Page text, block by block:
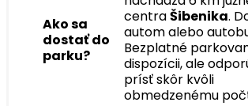
Ako sa
dostať do
parku?
centraŠibenika.
autom alebo
Bezplatné
dispozícii, ale
prísť skôr kvôli
obmedzenému